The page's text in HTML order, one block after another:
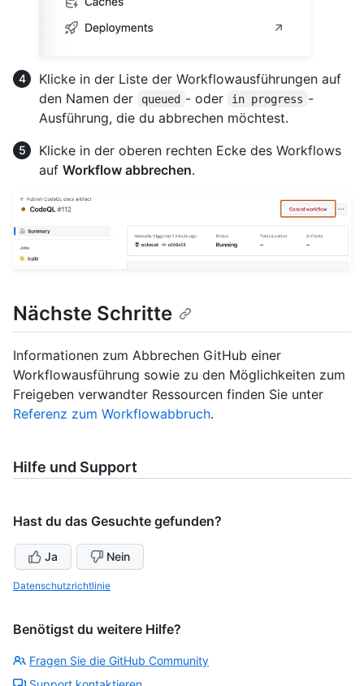
Klicke in der Liste der Workflowausführungen auf
den Namen der
queued - oder in progress -
Ausführung, die du abbrechen möchtest.
Klicke in der oberen rechten Ecke des Workflows
auf Workflow abbrechen.
Nächste Schritte
Informationen zum Abbrechen GitHub einer
Workflowausführung sowie zu den Möglichkeiten zum
Freigeben verwandter Ressourcen finden Sie unter
Referenz zum Workflowabbruch.
Hilfe und Support
Hast du das Gesuchte gefunden?
Ja Nein
Datenschutzrichtlinie
Benötigst du weitere Hilfe?
Fragen Sie die GitHub Community